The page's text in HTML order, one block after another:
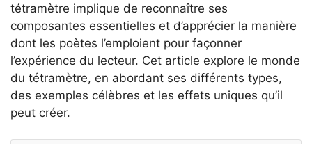
tétramètre implique de reconnaître ses
composantes essentielles et d’apprécier la manière
dont les poètes l’emploient pour façonner
l’expérience du lecteur. Cet article explore le monde
du tétramètre, en abordant ses différents types,
des exemples célèbres et les effets uniques qu’il
peut créer.